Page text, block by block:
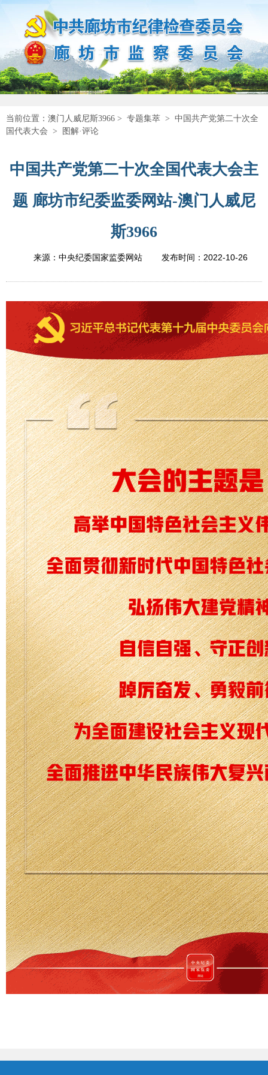
当前位置： 澳门人威尼斯3966 > 专题集萃 > 中国共产党第二十次全
国代表大会 > 图解·评论
中国共产党第二十次全国代表大会主
题 廊坊市纪委监委网站-澳门人威尼
斯3966
来源：中央纪委国家监委网站 发布时间： 2022-10-26